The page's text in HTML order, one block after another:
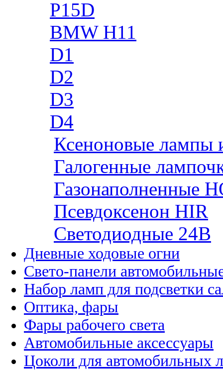
P15D
BMW H11
D1
D2
D3
D4
Ксеноновые лампы
Галогенные
Газонаполненные
Псевдоксенон HIR
Cветодиодные 24B
Дневные ходовые огни
Свето-панели
Набор ламп для подсветки
Оптика, фары
Фары рабочего света
Автомобильные аксессуары
Цоколи для автомобильных